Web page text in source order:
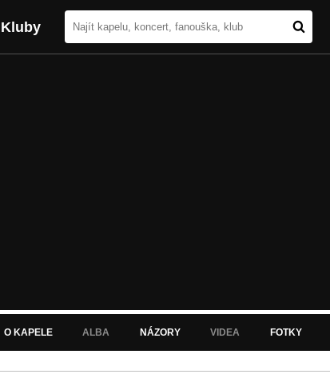
Kluby
O KAPELE ALBA NÁZORY VIDEA FOTKY